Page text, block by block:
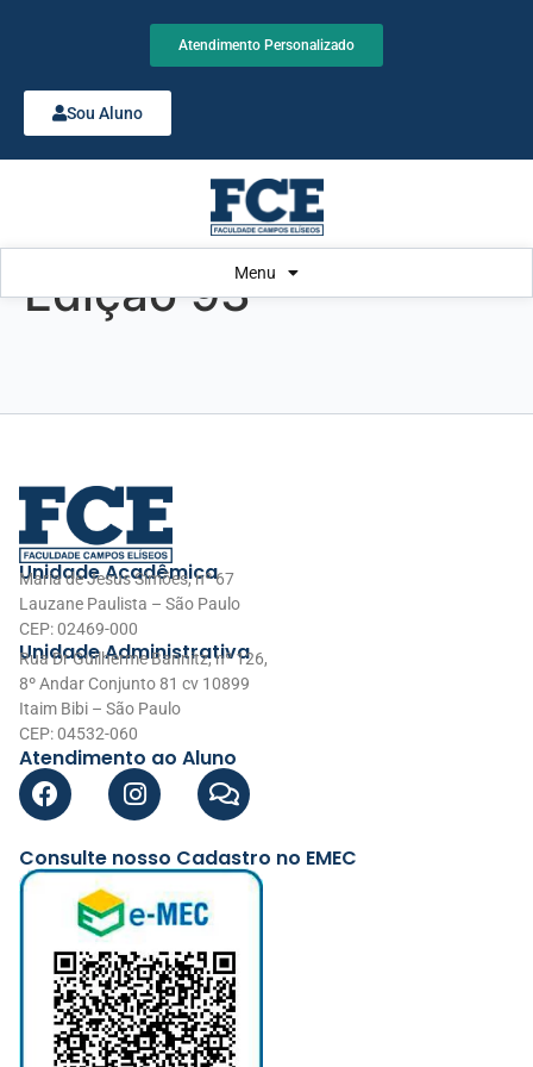
Atendimento Personalizado
Sou Aluno
Menu
Edição 93
Unidade Acadêmica
Maria de Jesus Simões, nº 67
Lauzane Paulista – São Paulo
CEP: 02469-000
Unidade Administrativa
Rua Dr Guilherme Bannitz, nº 126,
8º Andar Conjunto 81 cv 10899
Itaim Bibi – São Paulo
CEP: 04532-060
Atendimento ao Aluno
Consulte nosso Cadastro no EMEC